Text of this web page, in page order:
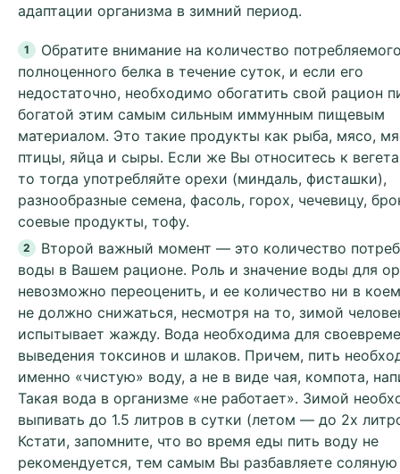
адаптации организма в зимний период.
Обратите внимание на количество
полноценного белка в течение суток, и если его
недостаточно, необходимо обогатить свой рацион
богатой этим самым сильным иммунным пищевым
материалом. Это такие продукты как рыба, мясо,
птицы, яйца и сыры. Если же Вы относитесь к
то тогда употребляйте орехи (миндаль, фисташки),
разнообразные семена, фасоль, горох, чечевицу,
соевые продукты, тофу.
Второй важный момент — это количество
воды в Вашем рационе. Роль и значение воды для
невозможно переоценить, и ее количество ни в
не должно снижаться, несмотря на то, зимой
испытывает жажду. Вода необходима для
выведения токсинов и шлаков. Причем, пить
именно «чистую» воду, а не в виде чая, компота,
Такая вода в организме «не работает». Зимой
выпивать до 1.5 литров в сутки (летом — до 2х
Кстати, запомните, что во время еды пить воду не
рекомендуется, тем самым Вы разбавляете соляную